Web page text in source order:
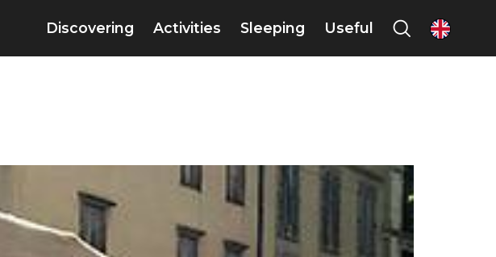
Discovering Activities Sleeping Useful en